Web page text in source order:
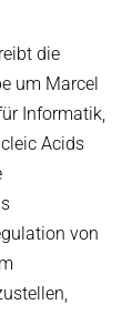
die
um Marcel
Informatik,
Acids
von